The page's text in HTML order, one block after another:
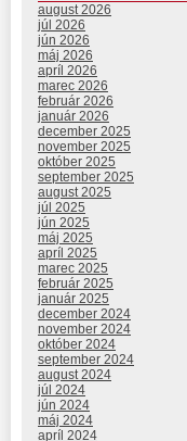
august 2026
júl 2026
jún 2026
máj 2026
apríl 2026
marec 2026
február 2026
január 2026
december 2025
november 2025
október 2025
september 2025
august 2025
júl 2025
jún 2025
máj 2025
apríl 2025
marec 2025
február 2025
január 2025
december 2024
november 2024
október 2024
september 2024
august 2024
júl 2024
jún 2024
máj 2024
apríl 2024